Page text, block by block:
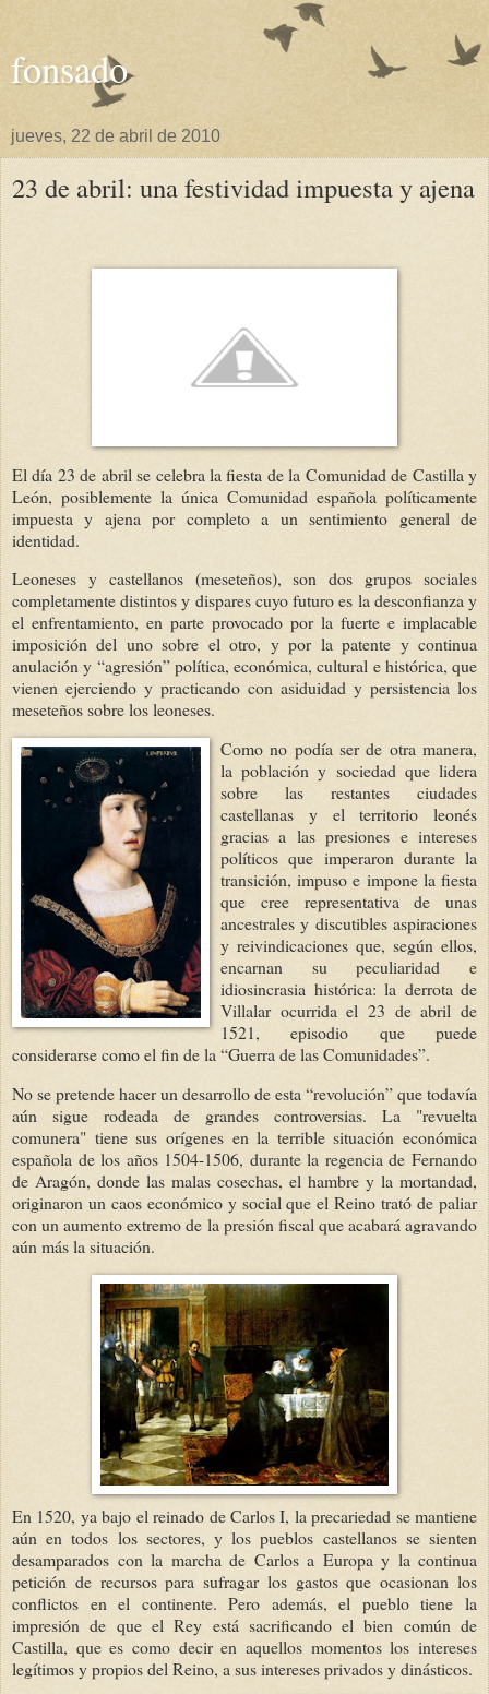
fonsado
jueves, 22 de abril de 2010
23 de abril: una festividad impuesta y ajena
El día 23 de abril se celebra la fiesta de la Comunidad de Castilla y
León, posiblemente la única Comunidad española políticamente
impuesta y ajena por completo a un sentimiento general de
identidad.
Leoneses y castellanos (meseteños), son dos grupos sociales
completamente distintos y dispares cuyo futuro es la desconfianza y
el enfrentamiento, en parte provocado por la fuerte e implacable
imposición del uno sobre el otro, y por la patente y continua
anulación y “agresión” política, económica, cultural e histórica, que
vienen ejerciendo y practicando con asiduidad y persistencia los
meseteños sobre los leoneses.
Como no podía serde otra manera,
la población y sociedad que lidera
sobre las restantes ciudades
castellanas y el territorio leonés
gracias a las presiones e intereses
políticos que imperaron durante la
transición, impuso e impone la fiesta
que cree representativa de unas
ancestrales y discutibles aspiraciones
y reivindicaciones que, según ellos,
encarnan su peculiaridad e
idiosincrasia histórica: la derrota de
Villalar ocurrida el 23 de abril de
1521, episodio que puede
considerarse como el fin de la “Guerra de las Comunidades”.
No se pretende hacer un desarrollo de esta “revolución” que todavía
aún sigue rodeada de grandes controversias. La "revuelta
comunera" tiene sus orígenes en la terrible situación económica
española de los años 1504-1506, durante la regencia de Fernando
de Aragón, donde las malas cosechas, el hambre y la mortandad,
originaron un caos económico y social que el Reino trató de paliar
con un aumento extremo de la presión fiscal que acabará agravando
aún más la situación.
En 1520, ya bajo el reinado de Carlos I, la precariedad se mantiene
aún en todos los sectores, y los pueblos castellanos se sienten
desamparados con la marcha de Carlos a Europa y la continua
petición de recursos para sufragar los gastos que ocasionan los
conflictos en el continente. Pero además, el pueblo tiene la
impresión de que el Rey está sacrificando el bien común de
Castilla, que es como decir en aquellos momentos los intereses
legítimos y propios del Reino, a sus intereses privados y dinásticos.